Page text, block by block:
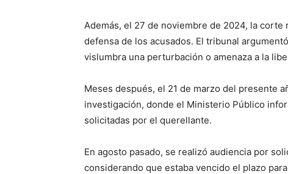
Además, el 27 de noviembre de 2024, la
defensa de los acusados. El tribunal
vislumbra una perturbación o amenaza a la
Meses después, el 21 de marzo del presente
investigación, donde el Ministerio Público
solicitadas por el querellante.
En agosto pasado, se realizó audiencia por
considerando que estaba vencido el plazo